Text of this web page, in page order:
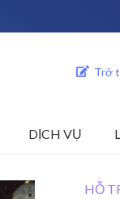
Trở
DỊCH VỤ
HỖ